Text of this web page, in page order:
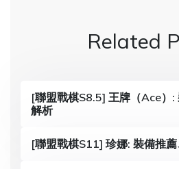
Related
[聯盟戰棋S8.5] 王牌（Ace）:
解析
[聯盟戰棋S11] 珍娜: 裝備推